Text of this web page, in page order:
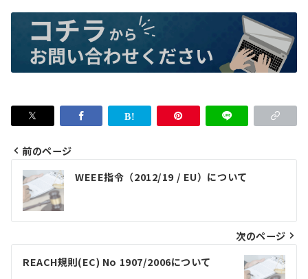
投
稿
ナ
ビ
ゲ
前のページ
WEEE指令（2012/19 / EU）について
次のページ
REACH規則(EC) No 1907/2006について